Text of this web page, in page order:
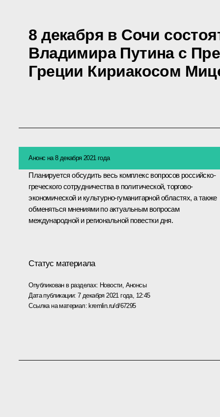
8 декабря в Сочи
Владимира Путина с
Греции Кириакосом
Анонс на 8 декабря 2021 года
Планируется обсудить весь комплекс вопросов российско-
греческого сотрудничества в политической, торгово-
экономической и культурно-гуманитарной областях, а также
обменяться мнениями по актуальным вопросам
международной и региональной повестки дня.
Статус материала
Опубликован в разделах: Новости, Анонсы
Дата публикации:7 декабря 2021 года, 12:45
Ссылка на материал:kremlin.ru/d/67295